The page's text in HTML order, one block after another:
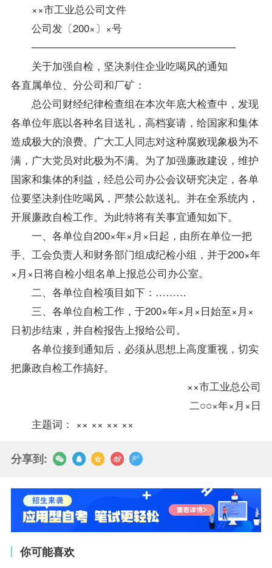
××市工业总公司文件
公司发〔200×〕×号
────────────────────────────
关于加强自检，坚决刹住企业吃喝风的通知
各直属单位、分公司和厂矿：
总公司财经纪律检查组在本次年底大检查中，发现
各单位年底以各种名目送礼，高档宴请，给国家和集体
造成极大的浪费。广大工人同志对这种腐败现象极为不
满，广大党员对此极为不满。为了加强廉政建设，维护
国家和集体的利益，经总公司办公会议研究决定，各单
位要坚决刹住吃喝风，严禁公款送礼。并在全系统内，
开展廉政自检工作。为此特将有关事宜通知如下。
一、各单位自200×年×月×日起，由所在单位一把
手、工会负责人和财务部门组成纪检小组，并于200×年
×月×日将自检小组名单上报总公司办公室。
二、各单位自检项目如下：………
三、各单位自检工作，于200×年×月×日始至×月×
日初步结束，并自检报告上报给公司。
各单位接到通知后，必须从思想上高度重视，切实
把廉政自检工作搞好。
××市工业总公司
二○○×年×月×日
主题词： ×× ×× ×× ××
分享到:
你可能喜欢